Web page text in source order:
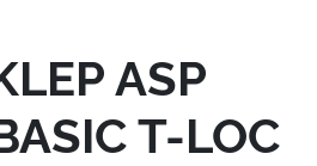
ASP
T-LOC